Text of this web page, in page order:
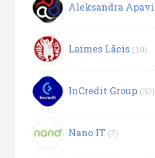
Aleksandra Apavi
Laimes Lācis (10)
InCredit Group (32)
Nano IT (7)